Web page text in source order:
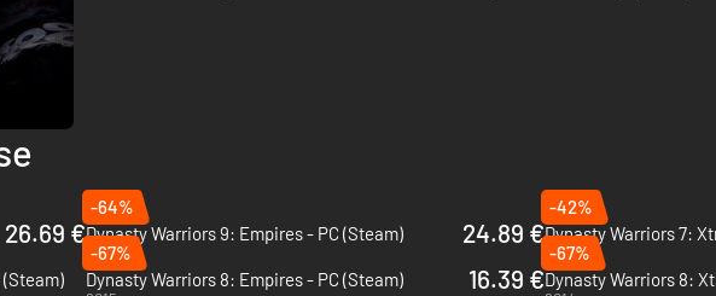
26.69 €
-64%
Dynasty Warriors 9: Empires - PC (Steam)
2021
24.89 €
-42%
2018
-67%
Dynasty Warriors 8: Empires - PC (Steam)
16.39 €
-67%